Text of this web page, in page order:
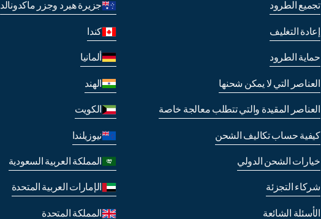
تجميع الطرود
إعادة التغليف
حماية الطرود
العناصر التي لا يمكن شحنها
العناصر المقيدة والتي تتطلب معالجة خاصة
كيفية حساب تكاليف الشحن
خيارات الشحن الدولي
شركاء التجزئة
الأسئلة الشائعة
جزيرة هيرد وجزر ماكدونالد
كندا
ألمانيا
الهند
الكويت
نيوزيلندا
المملكة العربية السعودية
الإمارات العربية المتحدة
المملكة المتحدة